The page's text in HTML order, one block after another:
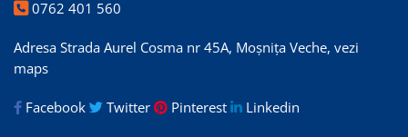
0762 401 560
Adresa Strada Aurel Cosma nr 45A, Moșnița Veche, vezi
maps
Facebook Twitter Pinterest Linkedin